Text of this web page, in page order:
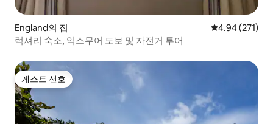
England의 집 평점 4.94점(5
4.94 (271)
럭셔리 숙소, 익스무어 도보 및 자전거 투어
게스트 선호
게스트 선호